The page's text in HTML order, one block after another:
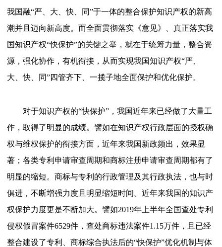
我国融“严、大、快、同”于一体的整合保护知识产权的新高
潮并且迈向新高度。而全面贯彻落实《意见》、真正落实我
国知识产权“快保护”的关键之举，就在于统筹力量，整合资
源，强化协作，有机衔接，从而实现我国知识产权“严、
大、快、同”四管齐下、一揽子地全面保护和优化保护。
对于知识产权的“快保护”，我国近年来已经做了大量工
作，取得了明显的成绩。譬如在知识产权行政层面的授权确
权与维权保护的衔接方面，近年来我国新政频出，效果显
著；各类专利申请审查周期和商标注册申请审查周期都有了
明显的缩短。商标与专利的行政管理及其行政执法，也与时
俱进，不断增强力度且明显缩短时间。近年来我国的知识产
权保护力度更是不断加大。譬如2019年上半年全国查处专利
侵权假冒案件6529件，查处商标违法案件1.15万件，且已经
整合建设了专利、商标综合执法后的“快保护”优化机制与体